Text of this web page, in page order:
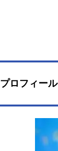
プロフィール